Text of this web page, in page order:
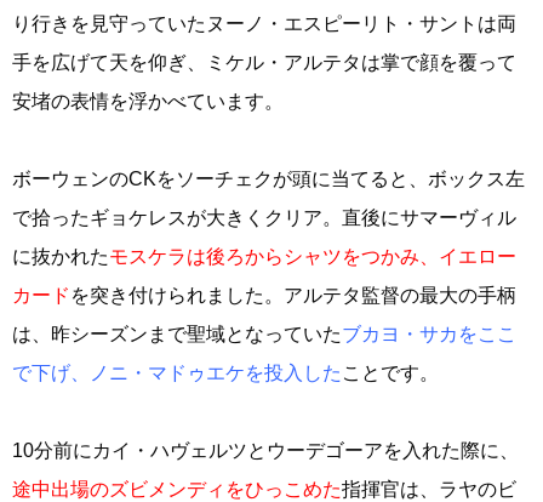
り行きを見守っていたヌーノ・エスピーリト・サントは両
手を広げて天を仰ぎ、ミケル・アルテタは掌で顔を覆って
安堵の表情を浮かべています。
ボーウェンのCKをソーチェクが頭に当てると、ボックス左
で拾ったギョケレスが大きくクリア。直後にサマーヴィル
に抜かれたモスケラは後ろからシャツをつかみ、イエロー
カード を突き付けられました。アルテタ監督の最大の手柄
は、昨シーズンまで聖域となっていたブカヨ・サカをここ
で下げ、ノニ・マドゥエケを投入した ことです。
10分前にカイ・ハヴェルツとウーデゴーアを入れた際に、
途中出場のズビメンディをひっこめた指揮官は、ラヤのビ